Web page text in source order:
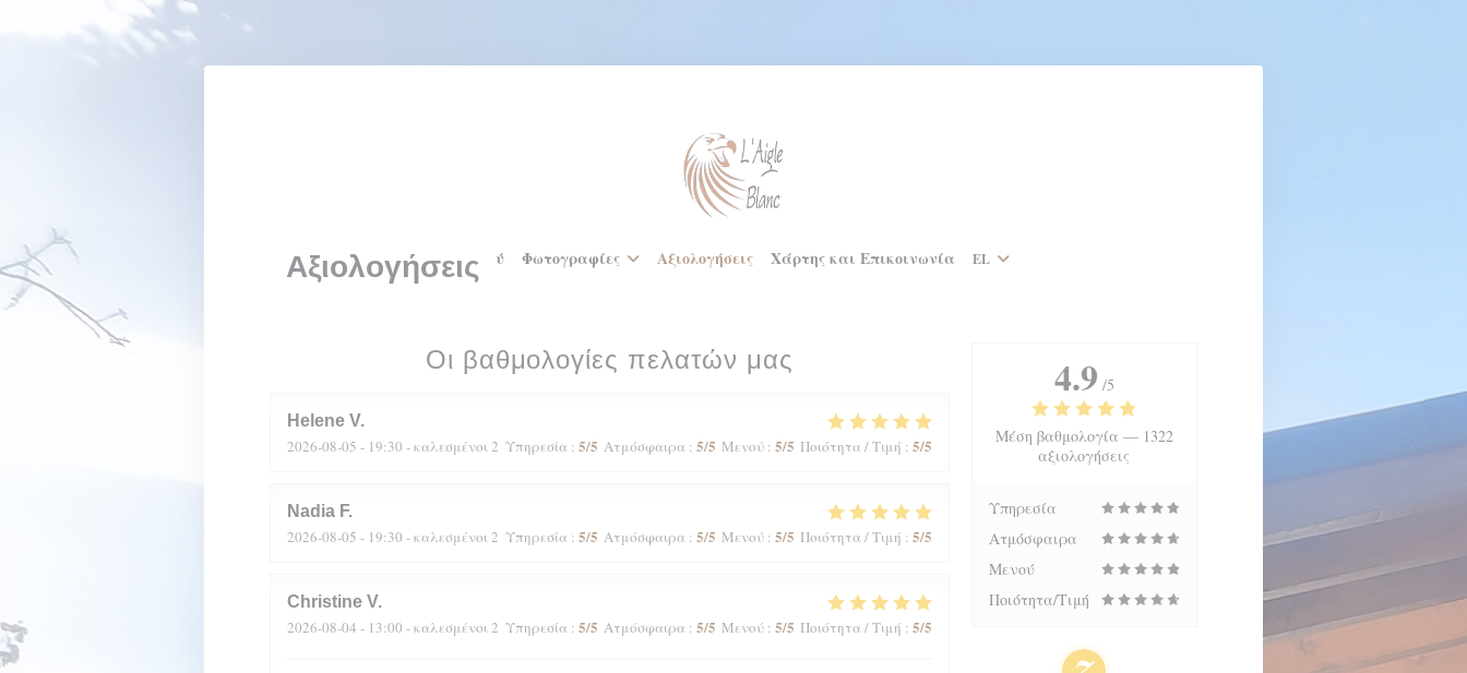
Πίνακας διαχείρισης "Μπισκότων" (Cookies)
Μενού Φωτογραφίες Αξιολογήσεις Χάρτης και Επικοινωνία EL
Αξιολογήσεις
Οι βαθμολογίες πελατών μας
Helene V
2026-08-05 - 19:30 - καλεσμένοι 2 Υπηρεσία : 5/5 Ατμόσφαιρα : 5/5 Μενού: 5/5 Ποιότητα / Τιμή : 5/5
Nadia F
2026-08-05 - 19:30 - καλεσμένοι 2 Υπηρεσία : 5/5 Ατμόσφαιρα : 5/5 Μενού: 5/5 Ποιότητα / Τιμή : 5/5
Christine V
2026-08-04 - 13:00 - καλεσμένοι 2 Υπηρεσία : 5/5 Ατμόσφαιρα : 5/5 Μενού: 5/5 Ποιότητα / Τιμή : 5/5
4.9 /5
Μέση βαθμολογία — 1322
αξιολογήσεις
Υπηρεσία
Ατμόσφαιρα
Μενού
Ποιότητα/Τιμή